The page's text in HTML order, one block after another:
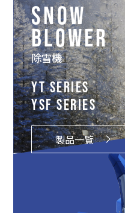
SNOW
BLOWER
除雪機
YT SERIES
YSF SERIES
製品一覧